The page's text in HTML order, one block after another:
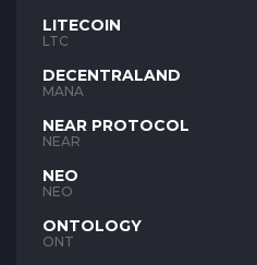
LITECOIN
LTC
DECENTRALAND
MANA
NEAR PROTOCOL
NEAR
NEO
NEO
ONTOLOGY
ONT